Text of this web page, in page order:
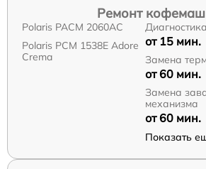
Ремонт
Polaris PACM 2060AC
Polaris PCM 1538E Adore
Crema
Диагностика
от 15 мин.
Замена
от 60 мин.
Замена
механизма
от 60 мин.
Показать